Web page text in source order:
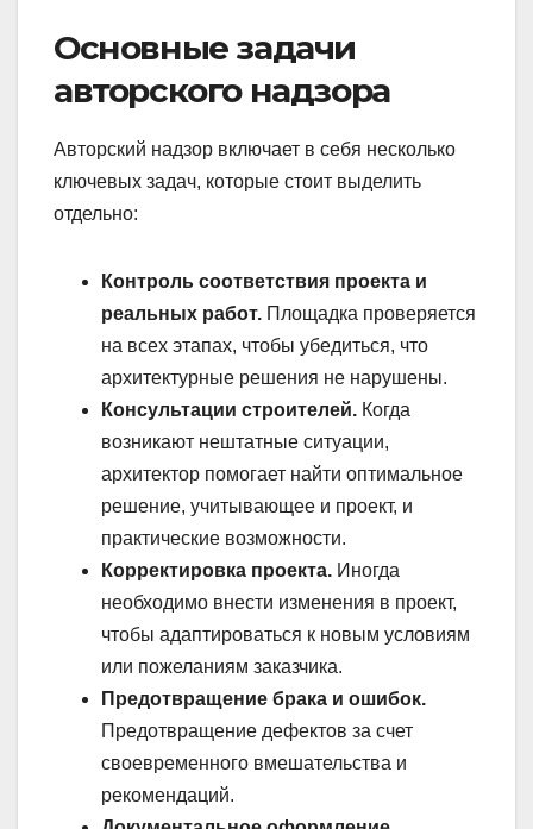
Основные задачи
авторского надзора
Авторский надзор включает в себя несколько
ключевых задач, которые стоит выделить
отдельно:
Контроль соответствия проекта и
реальных работ. Площадка проверяется
на всех этапах, чтобы убедиться, что
архитектурные решения не нарушены.
Консультации строителей. Когда
возникают нештатные ситуации,
архитектор помогает найти оптимальное
решение, учитывающее и проект, и
практические возможности.
Корректировка проекта. Иногда
необходимо внести изменения в проект,
чтобы адаптироваться к новым условиям
или пожеланиям заказчика.
Предотвращение брака и ошибок.
Предотвращение дефектов за счет
своевременного вмешательства и
рекомендаций.